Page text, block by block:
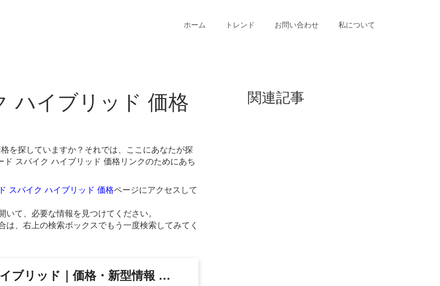
ホーム トレンド お問い合わせ 私について
ハイブリッド 価格
を探していますか？それでは、ここにあなたが探
スパイク ハイブリッド 価格リンクのためにあち
スパイク ハイブリッド 価格ページにアクセスして
て、必要な情報を見つけてください。
は、右上の検索ボックスでもう一度検索してみてく
ブリッド｜価格・新型情報 …
関連記事